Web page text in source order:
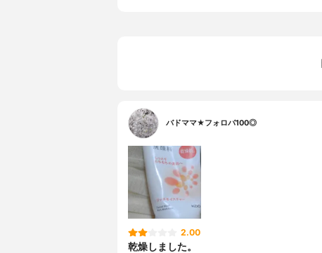
バドママ★フォロバ100◎
2.00
乾燥しました。